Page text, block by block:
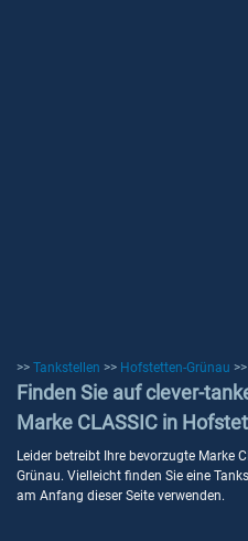
>> Tankstellen >> Hofstetten-Grünau >>
Finden Sie auf clever-
Marke CLASSIC in
Leider betreibt Ihre bevorzugte Marke
Grünau. Vielleicht finden Sie eine
am Anfang dieser Seite verwenden.